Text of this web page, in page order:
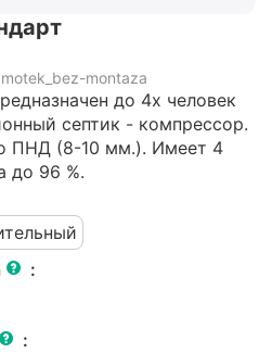
montaza
до 4х человек
септик - компрессор.
ПНД (8-10 мм.). Имеет 4
до 96 %.
:
: